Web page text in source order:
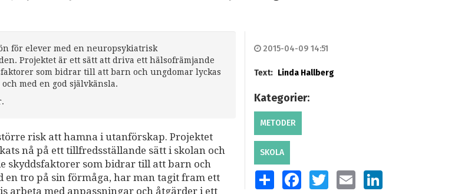
för elever med en neuropsykiatrisk
Projektet är ett sätt att driva ett hälsofrämjande
som bidrar till att barn och ungdomar lyckas
med en god självkänsla.
risk att hamna i utanförskap. Projektet
nå på ett tillfredsställande sätt i skolan och
skyddsfaktorer som bidrar till att barn och
tro på sin förmåga, har man tagit fram ett
arbeta med anpassningar och åtgärder i ett
2015-04-09 14:51
Text: Linda Hallberg
Kategorier:
METODER
SKOLA
SHARE FACEBOOKTWITTEREMAIL LINKEDIN